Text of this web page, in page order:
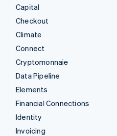
Capital
Checkout
Climate
Connect
Cryptomonnaie
Data Pipeline
Elements
Financial Connections
Identity
Invoicing